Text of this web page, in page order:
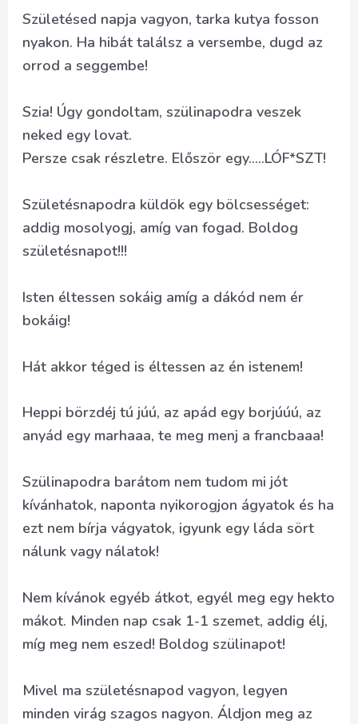
Születésed napja vagyon, tarka kutya fosson
nyakon. Ha hibát találsz a versembe, dugd az
orrod a seggembe!
Szia! Úgy gondoltam, szülinapodra veszek
neked egy lovat.
Persze csak részletre. Először egy…..LÓF*SZT!
Születésnapodra küldök egy bölcsességet:
addig mosolyogj, amíg van fogad. Boldog
születésnapot!!!
Isten éltessen sokáig amíg a dákód nem ér
bokáig!
Hát akkor téged is éltessen az én istenem!
Heppi börzdéj tú júú, az apád egy borjúúú, az
anyád egy marhaaa, te meg menj a francbaaa!
Szülinapodra barátom nem tudom mi jót
kívánhatok, naponta nyikorogjon ágyatok és ha
ezt nem bírja vágyatok, igyunk egy láda sört
nálunk vagy nálatok!
Nem kívánok egyéb átkot, egyél meg egy hekto
mákot. Minden nap csak 1-1 szemet, addig élj,
míg meg nem eszed! Boldog szülinapot!
Mivel ma születésnapod vagyon, legyen
minden virág szagos nagyon. Áldjon meg az